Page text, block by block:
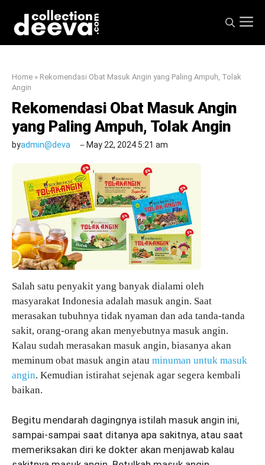
content
Home » Rekomendasi Obat Masuk Angin yang Paling Ampuh, Tolak
Angin
Rekomendasi Obat Masuk Angin
yang Paling Ampuh, Tolak Angin
byadmin@deva May 22, 2024 5:21 am
Salah satu penyakit yang banyak dialami oleh
masyarakat Indonesia adalah masuk angin. Saat
merasakan tubuhnya tidak nyaman dan ada tanda-tanda
sakit, orang-orang akan menyebutnya masuk angin.
Kalau sudah merasakan masuk angin, biasanya akan
meminum obat masuk angin atau minuman untuk masuk
angin. Kemudian istirahat sejenak agar segera kembali
baikan.
Begitu mendarah dagingnya istilah masuk angin ini,
sampai-sampai saat ditanya apa sakitnya, atau saat
memeriksakan diri ke dokter akan menjawab kalau